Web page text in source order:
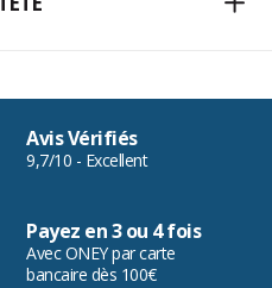
Avis Vérifiés
9,7/10 - Excellent
Payez en 3 ou 4 fois
Avec ONEY par carte
bancaire dès 100€